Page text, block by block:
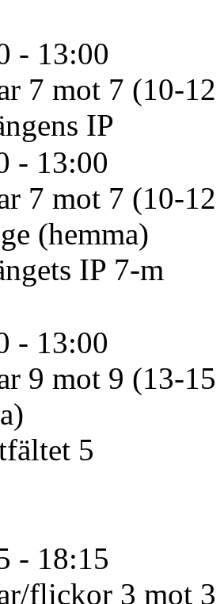
- 13:00
7 mot 7 (10-12
IP
- 13:00
7 mot 7 (10-12
(hemma)
IP 7-m
- 13:00
9 mot 9 (13-15
5
- 18:15
flickor 3 mot 3